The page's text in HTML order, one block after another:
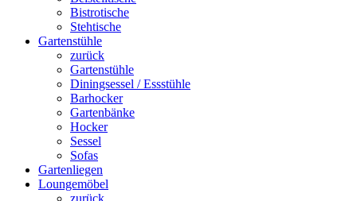
Bistrotische
Stehtische
Gartenstühle
zurück
Gartenstühle
Diningsessel / Essstühle
Barhocker
Gartenbänke
Hocker
Sessel
Sofas
Gartenliegen
Loungemöbel